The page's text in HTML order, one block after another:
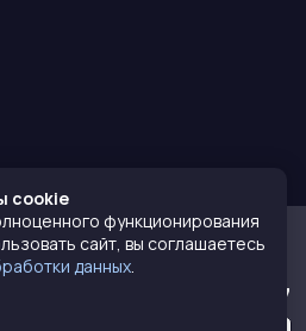
8 (800) 770-72-77
cookie
функционирования
сайт, вы соглашаетесь
данных.